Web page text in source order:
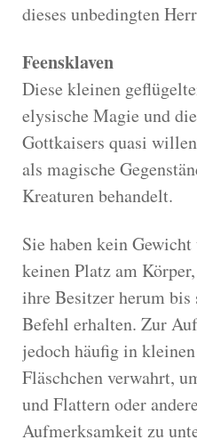
dieses unbedingten
Feensklaven
Diese kleinen
elysische Magie und
Gottkaisers quasi
als magische
Kreaturen behandelt.
Sie haben kein
keinen Platz am
ihre Besitzer herum bis
Befehl erhalten. Zur
jedoch häufig in
Fläschchen verwahrt,
und Flattern oder
Aufmerksamkeit zu